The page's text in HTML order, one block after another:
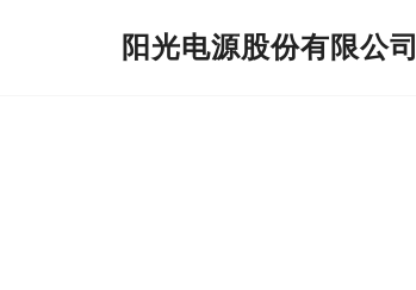
阳光电源股份有限公司